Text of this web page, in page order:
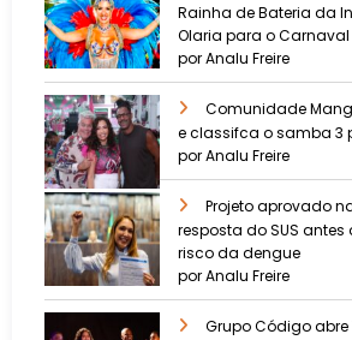
Rainha de Bateria da
Olaria para o Carnaval
por Analu Freire
Comunidade
e classifca o samba 3
por Analu Freire
Projeto aprovado
resposta do SUS
risco da dengue
por Analu Freire
Grupo Código